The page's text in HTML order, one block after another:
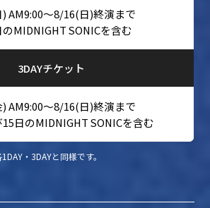
AM9:00～8/16(日)終演まで
MIDNIGHT SONICを含む
3DAYチケット
AM9:00～8/16(日)終演まで
日のMIDNIGHT SONICを含む
・3DAYと同様です。